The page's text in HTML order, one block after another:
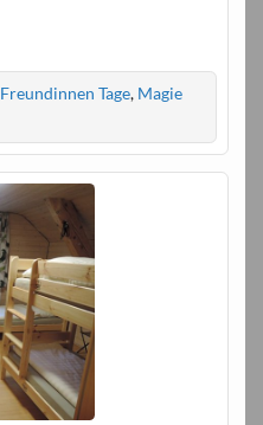
Freundinnen Tage, Magie